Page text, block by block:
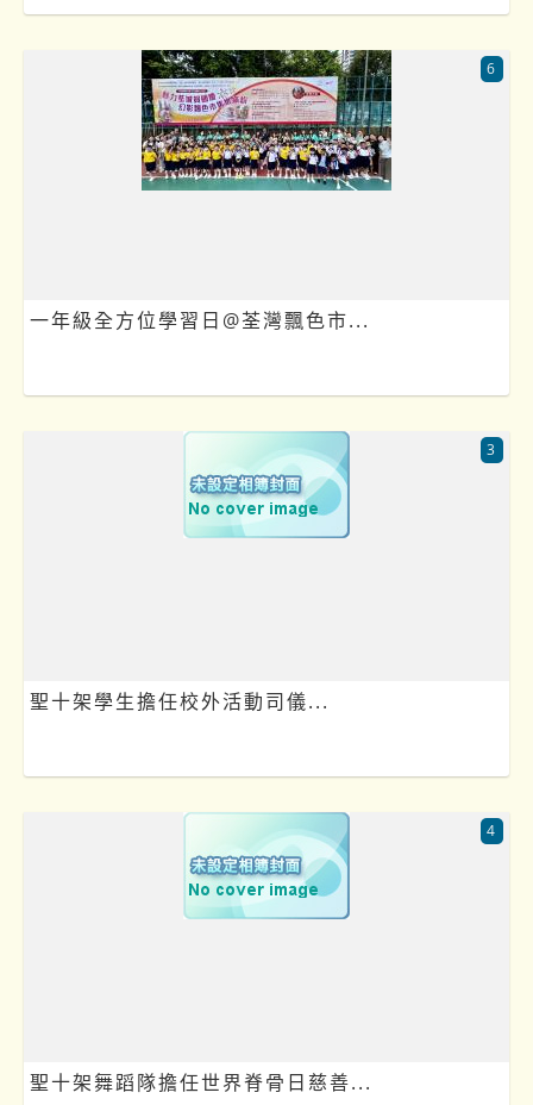
一年級全方位學習日@荃灣飄色市...
6
聖十架學生擔任校外活動司儀...
3
聖十架舞蹈隊擔任世界脊骨日慈善...
4